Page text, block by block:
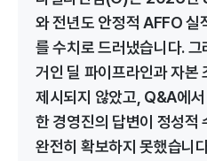
와 전년도 안정적 AFFO 실
를 수치로 드러냈습니다.
거인 딜 파이프라인과 자본
제시되지 않았고, Q&A에서
한 경영진의 답변이 정성적
완전히 확보하지 못했습니